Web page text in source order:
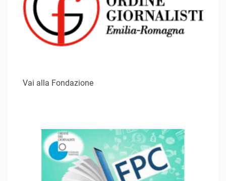
Vai alla Fondazione